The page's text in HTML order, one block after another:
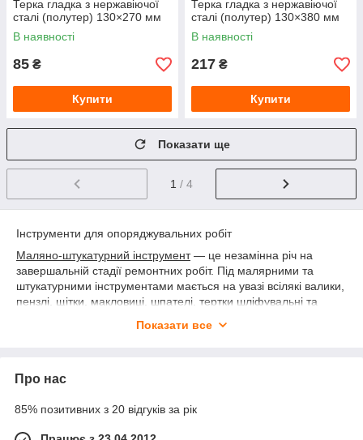
Терка гладка з нержавіючої
сталі (полутер) 130×270 мм
В наявності
85 ₴
Купити
Терка гладка з нержавіючої
сталі (полутер) 130×380 мм
В наявності
217 ₴
Купити
Показати ще
1 / 4
Інструменти для опоряджувальних робіт
Маляно-штукатурний інструмент— це незамінна річ на
завершальній стадії ремонтних робіт. Під малярними та
штукатурними інструментами мається на увазі всілякі валики,
пензлі, щітки, макловиці, шпателі, тертки шліфувальні та
безпосередньо залежить те, на скільки якісної матиме ваша
Інструменти для малярських робіт
Одним із найпопулярніших малярських інструментів є
Показати все
Про нас
85% позитивних з 20 відгуків за рік